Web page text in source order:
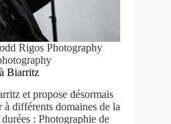
Rigos Photography
Biarritz
et propose désormais
à différents domaines de la
: Photographie de